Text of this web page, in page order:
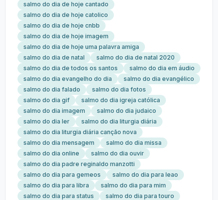
salmo do dia de hoje cantado
salmo do dia de hoje catolico
salmo do dia de hoje cnbb
salmo do dia de hoje imagem
salmo do dia de hoje uma palavra amiga
salmo do dia de natal
salmo do dia de natal 2020
salmo do dia de todos os santos
salmo do dia em áudio
salmo do dia evangelho do dia
salmo do dia evangélico
salmo do dia falado
salmo do dia fotos
salmo do dia gif
salmo do dia igreja católica
salmo do dia imagem
salmo do dia judaico
salmo do dia ler
salmo do dia liturgia diária
salmo do dia liturgia diária canção nova
salmo do dia mensagem
salmo do dia missa
salmo do dia online
salmo do dia ouvir
salmo do dia padre reginaldo manzotti
salmo do dia para gemeos
salmo do dia para leao
salmo do dia para libra
salmo do dia para mim
salmo do dia para status
salmo do dia para touro